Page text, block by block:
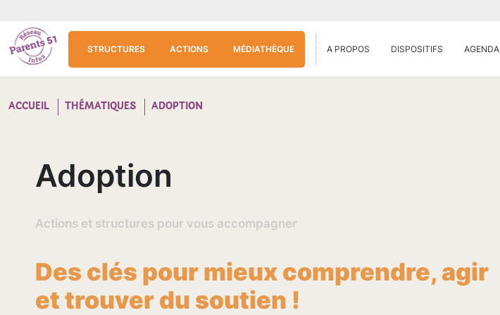
STRUCTURES ACTIONS MÉDIATHÈQUE A PROPOS DISPOSITIFS AGENDA
ACCUEIL THÉMATIQUES ADOPTION
Adoption
Actions et structures pour vous accompagner
Des clés pour mieux comprendre, agir
et trouver du soutien !